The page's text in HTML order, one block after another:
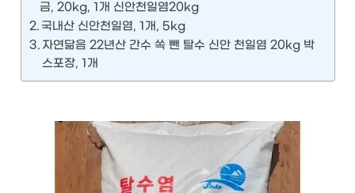
금, 20kg, 1개 신안천일염20kg
국내산 신안천일염, 1개, 5kg
자연닮음 22년산 간수 쏙 뺀 탈수 신안 천일염 20kg 박
스포장, 1개